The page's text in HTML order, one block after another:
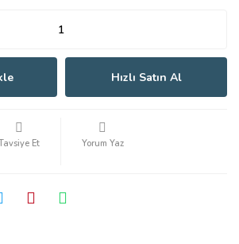
Hızlı Satın Al
Et Yorum Yaz